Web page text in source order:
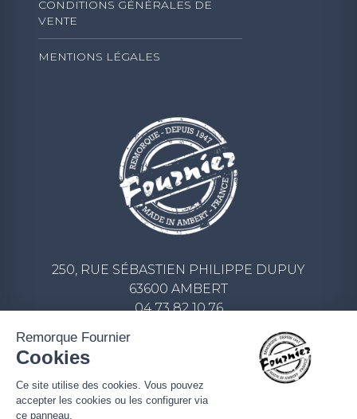
CONDITIONS GÉNÉRALES DE
VENTE
MENTIONS LÉGALES
250, RUE SÉBASTIEN PHILIPPE DUPUY
63600 AMBERT
04 73 82 10 76
ECRIVEZ-NOUS UN MESSAGE
Remorque Fournier
Cookies
Ce site utilise des cookies. Vous pouvez
accepter les cookies ou les configurer via
ce panneau.